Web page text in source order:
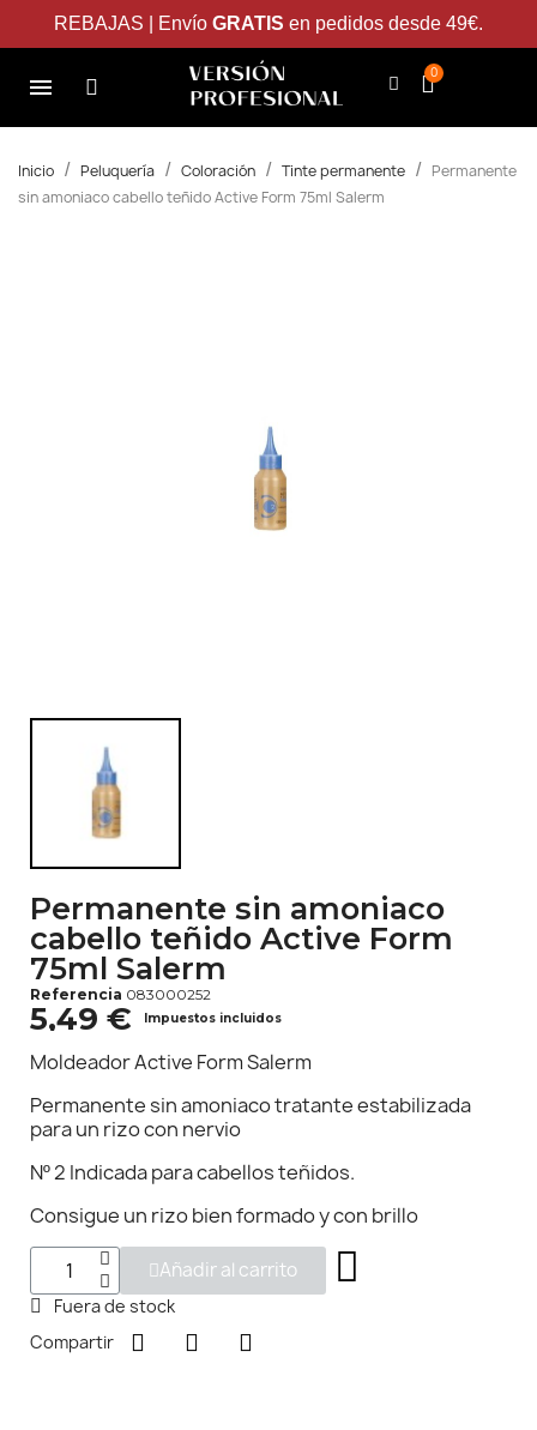
REBAJAS | Envío GRATIS en pedidos desde 49€.
Inicio Peluquería Coloración Tinte permanente
Permanente
sin amoniaco cabello teñido Active Form 75ml Salerm
Permanente sin amoniaco
cabello teñido Active Form
75ml Salerm
Referencia 083000252
5,49 € Impuestos incluidos
Moldeador Active Form Salerm
Permanente sin amoniaco tratante estabilizada
para un rizo con nervio
Nº 2 Indicada para cabellos teñidos.
Consigue un rizo bien formado y con brillo
Añadir al carrito
Fuera de stock
Compartir